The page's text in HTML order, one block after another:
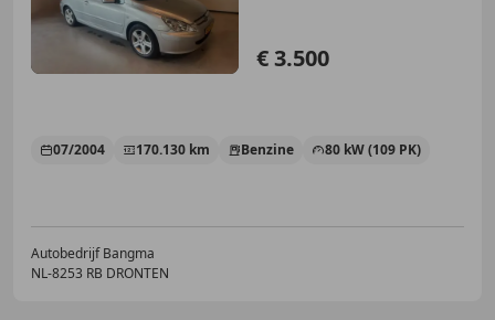
€ 3.500
07/2004 170.130 km Benzine 80 kW (109 PK)
Autobedrijf Bangma
NL-8253 RB DRONTEN